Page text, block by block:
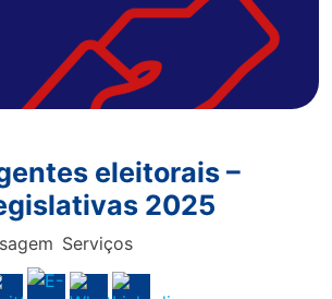
eleitorais –
2025
Serviços